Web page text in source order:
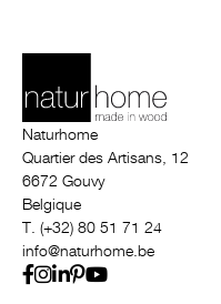
Naturhome
Quartier des Artisans, 12
6672 Gouvy
Belgique
T. (+32) 80 51 71 24
info@naturhome.be